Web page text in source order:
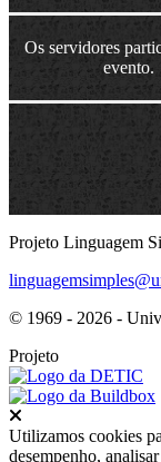
Os servidores
evento.
Projeto Linguagem
© 1969 - 2026 -
Projeto
Utilizamos cookies
desempenho,